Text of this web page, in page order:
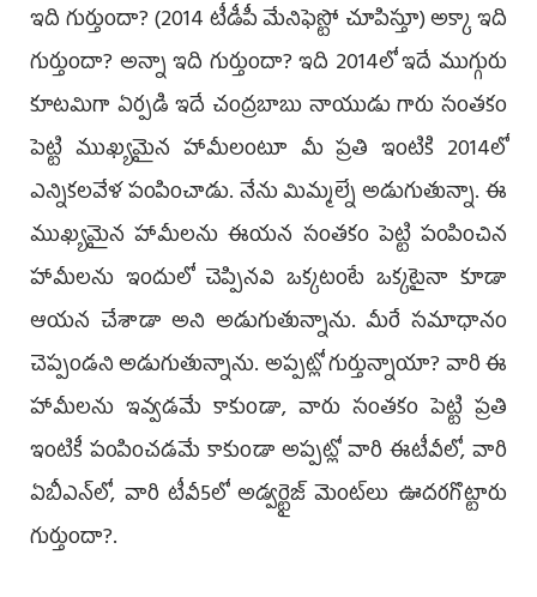
ఇది గుర్తుందా? (2014 టీడీపీ మేనిఫెస్టో చూపిస్తూ) అక్కా ఇది
గుర్తుందా? అన్నా ఇది గుర్తుందా? ఇది 2014లో ఇదే ముగ్గురు
కూటమిగా ఏర్పడి ఇదే చంద్రబాబు నాయుడు గారు సంతకం
పెట్టి ముఖ్యమైన హామీలంటూ మీ ప్రతి ఇంటికి 2014లో
ఎన్నికలవేళ పంపించాడు. నేను మిమ్మల్నే అడుగుతున్నా. ఈ
ముఖ్యమైన హామీలను ఈయన సంతకం పెట్టి పంపించిన
హామీలను ఇందులో చెప్పినవి ఒక్కటంటే ఒక్కటైనా కూడా
ఆయన చేశాడా అని అడుగుతున్నాను. మీరే సమాధానం
చెప్పండని అడుగుతున్నాను. అప్పట్లో గుర్తున్నాయా? వారి ఈ
హామీలను ఇవ్వడమే కాకుండా, వారు సంతకం పెట్టి ప్రతి
ఇంటికీ పంపించడమే కాకుండా అప్పట్లో వారి ఈటీవీలో, వారి
ఏబీఎన్‌లో, వారి టీవీ5లో అడ్వర్టైజ్‌ మెంట్‌లు ఊదరగొట్టారు
గుర్తుందా?.